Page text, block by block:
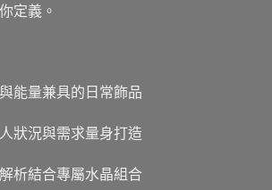
定義。
能量兼具的日常飾品
狀況與需求量身打造
析結合專屬水晶組合